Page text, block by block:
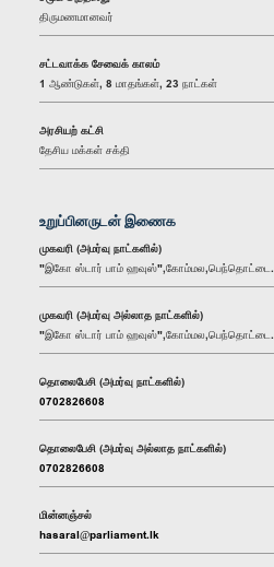
திருமணமானவர்
சட்டவாக்க சேவைக் காலம்
1 ஆண்டுகள், 8 மாதங்கள், 23 நாட்கள்
அரசியற் கட்சி
தேசிய மக்கள் சக்தி
உறுப்பினருடன் இணைக
முகவரி (அமர்வு நாட்களில்)
"இகோ ஸ்டார் பாம் ஹவுஸ்",கோம்மல,பெந்தொட்டை.
முகவரி (அமர்வு அல்லாத நாட்களில்)
"இகோ ஸ்டார் பாம் ஹவுஸ்",கோம்மல,பெந்தொட்டை.
தொலைபேசி (அமர்வு நாட்களில்)
0702826608
தொலைபேசி (அமர்வு அல்லாத நாட்களில்)
0702826608
மின்னஞ்சல்
hasaral@parliament.lk